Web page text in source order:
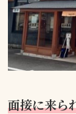
面接に来ら